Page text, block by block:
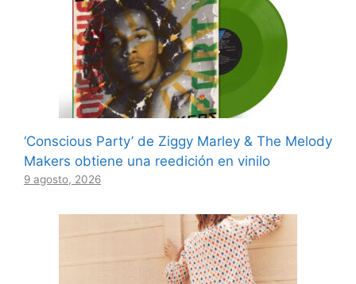
‘Conscious Party’ de Ziggy Marley & The Melody
Makers obtiene una reedición en vinilo
9 agosto, 2026